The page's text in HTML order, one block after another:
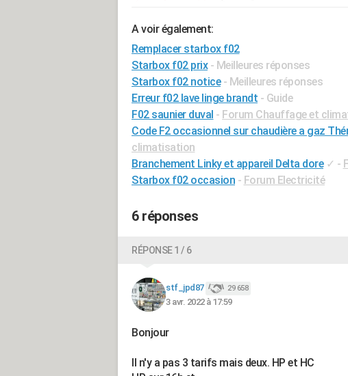
A voir également:
Remplacer starbox f02
Starbox f02 prix - Meilleures réponses
Starbox f02 notice - Meilleures réponses
Erreur f02 lave linge brandt - Guide
F02 saunier duval - Forum Chauffage et
Code F2 occasionnel sur chaudière a gaz
climatisation
Branchement Linky et appareil Delta dore ✓ -
Starbox f02 occasion - Forum Electricité
6 réponses
RÉPONSE 1 / 6
stf_jpd87 29 658
3 avr. 2022 à 17:59
Bonjour
Il n'y a pas 3 tarifs mais deux. HP et HC